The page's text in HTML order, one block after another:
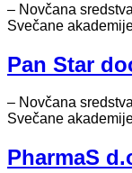
– Novčana
Svečane
Pan Star
– Novčana
Svečane
PharmaS